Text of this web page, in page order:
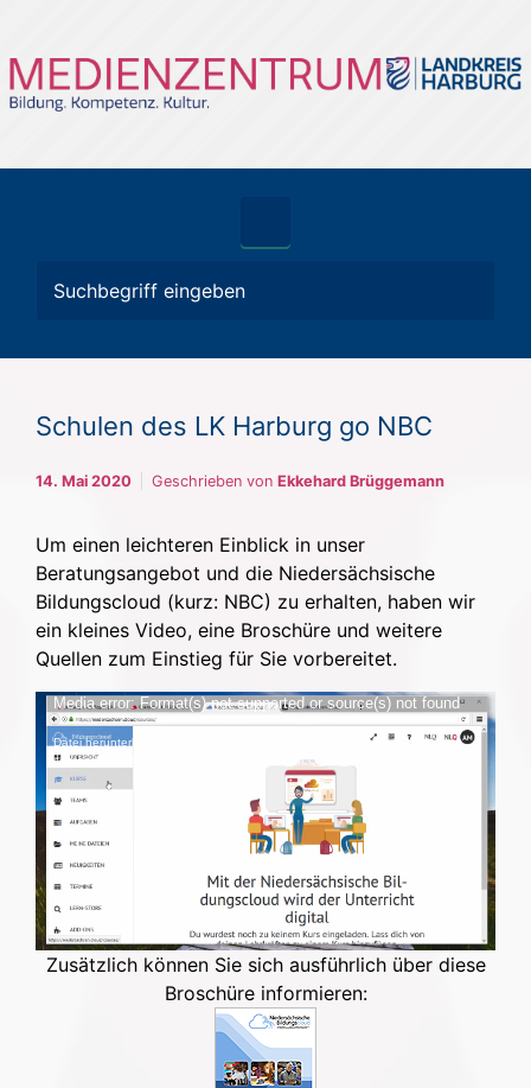
Schulen des LK Harburg go NBC
14. Mai 2020 Geschrieben von Ekkehard Brüggemann
Um einen leichteren Einblick in unser
Beratungsangebot und die Niedersächsische
Bildungscloud (kurz: NBC) zu erhalten, haben wir
ein kleines Video, eine Broschüre und weitere
Quellen zum Einstieg für Sie vorbereitet.
Video-
Player
Media error: Format(s) not supported or source(s) not found
Datei herunterladen: https://www.medienzentrum-harburg.de/wp-
content/uploads/2020/05/NBC-Erstkontakt_NLQ_HD_WEB.mp4?_=1
Zusätzlich können Sie sich ausführlich über diese
Broschüre informieren: